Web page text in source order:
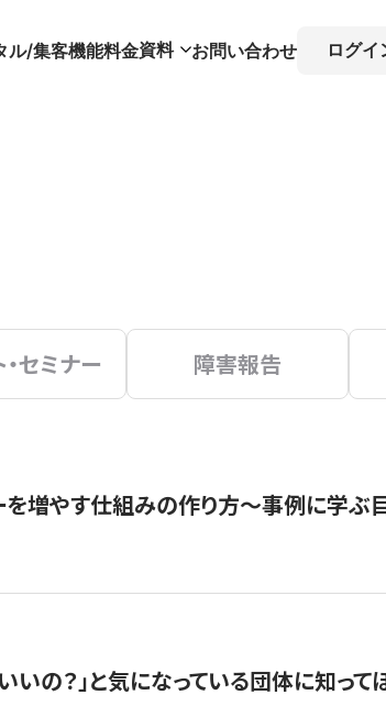
ル/集客機能料金資料 お問い合わせ ログイ
セミナー 障害報告
ーを増やす仕組みの作り方〜事例に学
いの？」と気になっている団体に知って